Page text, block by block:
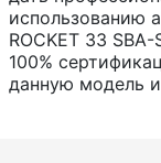
использованию
ROCKET 33
100%
данную модель